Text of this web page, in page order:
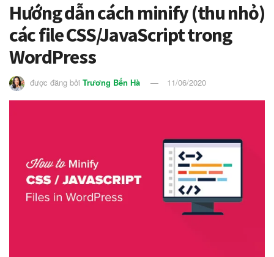
Hướng dẫn cách minify (thu nhỏ)
các file CSS/JavaScript trong
WordPress
được đăng bởi Trương Bến Hà 11/06/2020